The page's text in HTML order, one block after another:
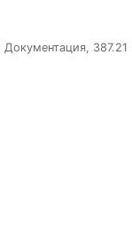
Документация, 387.21